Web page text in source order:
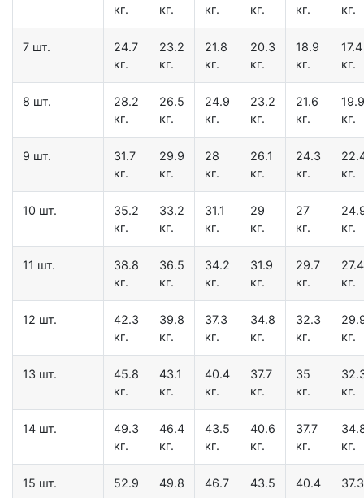
кг.
кг.
кг.
кг.
кг.
кг.
7 шт.
24.7
кг.
23.2
кг.
21.8
кг.
20.3
кг.
18.9
кг.
17.4
кг.
8 шт.
28.2
кг.
26.5
кг.
24.9
кг.
23.2
кг.
21.6
кг.
19.9
кг.
9 шт.
31.7
кг.
29.9
кг.
28
кг.
26.1
кг.
24.3
кг.
кг.
10 шт.
35.2
кг.
33.2
кг.
31.1
кг.
29
кг.
27
кг.
кг.
11 шт.
38.8
кг.
36.5
кг.
34.2
кг.
31.9
кг.
29.7
кг.
27.4
кг.
12 шт.
42.3
кг.
39.8
кг.
37.3
кг.
34.8
кг.
32.3
кг.
кг.
13 шт.
45.8
кг.
43.1
кг.
40.4
кг.
37.7
кг.
35
кг.
кг.
14 шт.
49.3
кг.
46.4
кг.
43.5
кг.
40.6
кг.
37.7
кг.
кг.
15 шт.
52.9
49.8
46.7
43.5
40.4
37.3